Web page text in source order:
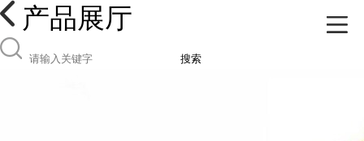
产品展厅
搜索